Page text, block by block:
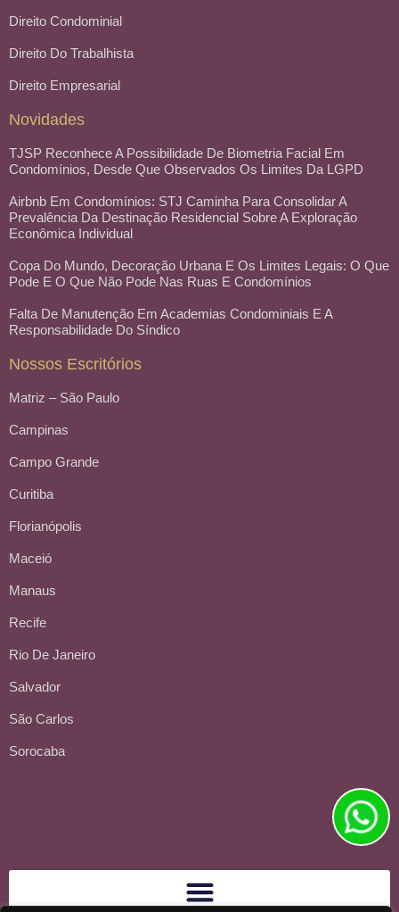
Direito Condominial
Direito Do Trabalhista
Direito Empresarial
Novidades
TJSP Reconhece A Possibilidade De Biometria Facial Em
Condomínios, Desde Que Observados Os Limites Da LGPD
Airbnb Em Condomínios: STJ Caminha Para Consolidar A
Prevalência Da Destinação Residencial Sobre A Exploração
Econômica Individual
Copa Do Mundo, Decoração Urbana E Os Limites Legais: O Que
Pode E O Que Não Pode Nas Ruas E Condomínios
Falta De Manutenção Em Academias Condominiais E A
Responsabilidade Do Síndico
Nossos Escritórios
Matriz – São Paulo
Campinas
Campo Grande
Curitiba
Florianópolis
Maceió
Manaus
Recife
Rio De Janeiro
Salvador
São Carlos
Sorocaba